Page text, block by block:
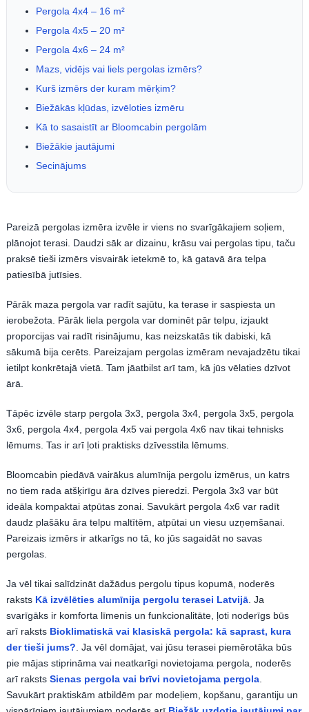
Pergola 4x4 – 16 m²
Pergola 4x5 – 20 m²
Pergola 4x6 – 24 m²
Mazs, vidējs vai liels pergolas izmērs?
Kurš izmērs der kuram mērķim?
Biežākās kļūdas, izvēloties izmēru
Kā to sasaistīt ar Bloomcabin pergolām
Biežākie jautājumi
Secinājums
Pareizā pergolas izmēra izvēle ir viens no svarīgākajiem soļiem,
plānojot terasi. Daudzi sāk ar dizainu, krāsu vai pergolas tipu, taču
praksē tieši izmērs visvairāk ietekmē to, kā gatavā āra telpa
patiesībā jutīsies.
Pārāk maza pergola var radīt sajūtu, ka terase ir saspiesta un
ierobežota. Pārāk liela pergola var dominēt pār telpu, izjaukt
proporcijas vai radīt risinājumu, kas neizskatās tik dabiski, kā
sākumā bija cerēts. Pareizajam pergolas izmēram nevajadzētu tikai
ietilpt konkrētajā vietā. Tam jāatbilst arī tam, kā jūs vēlaties dzīvot
ārā.
Tāpēc izvēle starp pergola 3x3, pergola 3x4, pergola 3x5, pergola
3x6, pergola 4x4, pergola 4x5 vai pergola 4x6 nav tikai tehnisks
lēmums. Tas ir arī ļoti praktisks dzīvesstila lēmums.
Bloomcabin piedāvā vairākus alumīnija pergolu izmērus, un katrs
no tiem rada atšķirīgu āra dzīves pieredzi. Pergola 3x3 var būt
ideāla kompaktai atpūtas zonai. Savukārt pergola 4x6 var radīt
daudz plašāku āra telpu maltītēm, atpūtai un viesu uzņemšanai.
Pareizais izmērs ir atkarīgs no tā, ko jūs sagaidāt no savas
pergolas.
Ja vēl tikai salīdzināt dažādus pergolu tipus kopumā, noderēs
raksts Kā izvēlēties alumīnija pergolu terasei Latvijā. Ja
svarīgāks ir komforta līmenis un funkcionalitāte, ļoti noderīgs būs
arī raksts Bioklimatiskā vai klasiskā pergola: kā saprast, kura
der tieši jums? . Ja vēl domājat, vai jūsu terasei piemērotāka būs
pie mājas stiprināma vai neatkarīgi novietojama pergola, noderēs
arī raksts Sienas pergola vai brīvi novietojama pergola.
Savukārt praktiskām atbildēm par modeļiem, kopšanu, garantiju un